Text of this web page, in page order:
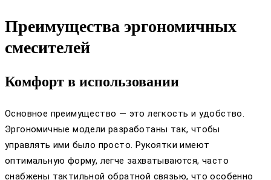
Преимущества эргономичных
смесителей
Комфорт в использовании
Основное преимущество — это легкость и удобство.
Эргономичные модели разработаны так, чтобы
управлять ими было просто. Рукоятки имеют
оптимальную форму, легче захватываются, часто
снабжены тактильной обратной связью, что особенно